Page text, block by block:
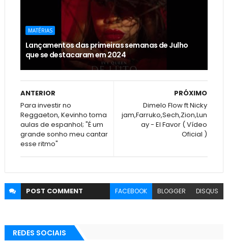
MATÉRIAS
Lançamentos das primeiras semanas de Julho
que se destacaram em 2024
PRÓXIMO
Dimelo Flow ft Nicky
jam,Farruko,Sech,Zion,Lun
ay - El Favor ( Vídeo
Oficial )
ANTERIOR
Para investir no
Reggaeton, Kevinho toma
aulas de espanhol; "É um
grande sonho meu cantar
esse ritmo"
POST COMMENT FACEBOOK BLOGGER DISQUS
REDES SOCIAIS